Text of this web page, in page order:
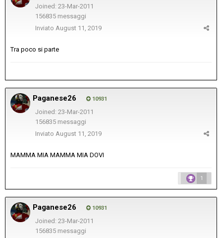
Joined: 23-Mar-2011
156835 messaggi
Inviato August 11, 2019
Tra poco si parte
Paganese26 10931
Joined: 23-Mar-2011
156835 messaggi
Inviato August 11, 2019
MAMMA MIA MAMMA MIA DOVI
1
Paganese26 10931
Joined: 23-Mar-2011
156835 messaggi